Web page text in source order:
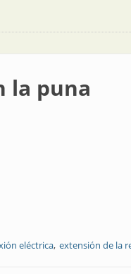
la puna
eléctrica extensión de la